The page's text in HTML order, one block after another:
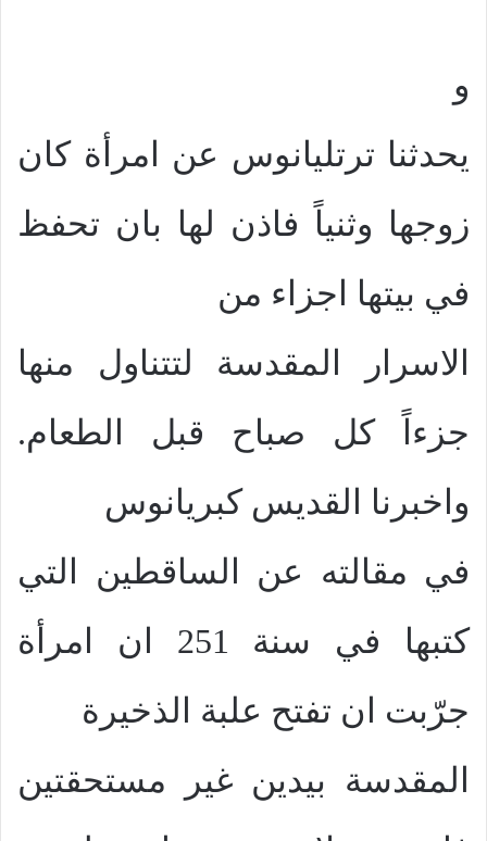
و
يحدثنا ترتليانوس عن امرأة كان
زوجها وثنياً فاذن لها بان تحفظ
في بيتها اجزاء من
الاسرار المقدسة لتتناول منها
جزءاً كل صباح قبل الطعام.
واخبرنا القديس كبريانوس
في مقالته عن الساقطين التي
كتبها في سنة 251 ان امرأة
جرّبت ان تفتح علبة الذخيرة
المقدسة بيدين غير مستحقتين